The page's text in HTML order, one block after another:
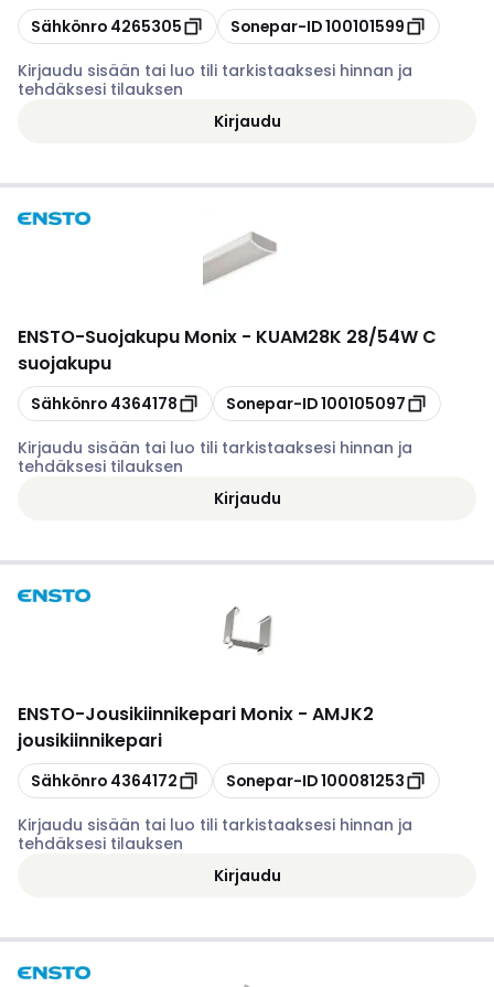
Kopioi
Sähkönro 4265305 Kopioi
Sonepar-ID100101599
Kirjaudu sisään tai luo tili tarkistaaksesi hinnan ja
tehdäksesi tilauksen
Kirjaudu
ENSTO-Suojakupu Monix - KUAM28K 28/54W C
suojakupu
Kopioi
Sähkönro 4364178 Kopioi
Sonepar-ID100105097
Kirjaudu sisään tai luo tili tarkistaaksesi hinnan ja
tehdäksesi tilauksen
Kirjaudu
ENSTO-Jousikiinnikepari Monix - AMJK2
jousikiinnikepari
Kopioi
Sähkönro 4364172 Kopioi
Sonepar-ID100081253
Kirjaudu sisään tai luo tili tarkistaaksesi hinnan ja
tehdäksesi tilauksen
Kirjaudu